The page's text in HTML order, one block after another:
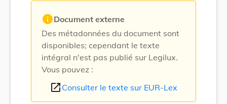
infoDocument externe
Des métadonnées du document sont
disponibles; cependant le texte
intégral n'est pas publié sur Legilux.
Vous pouvez :
open_in_new Consulter le texte sur EUR-Lex